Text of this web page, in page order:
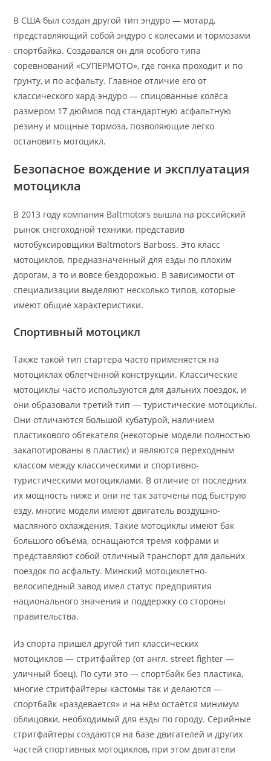
В США был создан другой тип эндуро — мотард,
представляющий собой эндуро с колёсами и тормозами
спортбайка. Создавался он для особого типа
соревнований «СУПЕРМОТО», где гонка проходит и по
грунту, и по асфальту. Главное отличие его от
классического хард-эндуро — спицованные колёса
размером 17 дюймов под стандартную асфальтную
резину и мощные тормоза, позволяющие легко
остановить мотоцикл.
Безопасное вождение и эксплуатация
мотоцикла
В 2013 году компания Baltmotors вышла на российский
рынок снегоходной техники, представив
мотобуксировщики Baltmotors Barboss. Это класс
мотоциклов, предназначенный для езды по плохим
дорогам, а то и вовсе бездорожью. В зависимости от
специализации выделяют несколько типов, которые
имеют общие характеристики.
Спортивный мотоцикл
Также такой тип стартера часто применяется на
мотоциклах облегчённой конструкции. Классические
мотоциклы часто используются для дальних поездок, и
они образовали третий тип — туристические мотоциклы.
Они отличаются большой кубатурой, наличием
пластикового обтекателя (некоторые модели полностью
закапотированы в пластик) и являются переходным
классом между классическими и спортивно-
туристическими мотоциклами. В отличие от последних
их мощность ниже и они не так заточены под быструю
езду, многие модели имеют двигатель воздушно-
масляного охлаждения. Такие мотоциклы имеют бак
большого объёма, оснащаются тремя кофрами и
представляют собой отличный транспорт для дальних
поездок по асфальту. Минский мотоциклетно-
велосипедный завод имел статус предприятия
национального значения и поддержку со стороны
правительства.
Из спорта пришёл другой тип классических
мотоциклов — стритфайтер (от англ. street fighter —
уличный боец). По сути это — спортбайк без пластика,
многие стритфайтеры-кастомы так и делаются —
спортбайк «раздевается» и на нём остаётся минимум
облицовки, необходимый для езды по городу. Серийные
стритфайтеры создаются на базе двигателей и других
частей спортивных мотоциклов, при этом двигатели